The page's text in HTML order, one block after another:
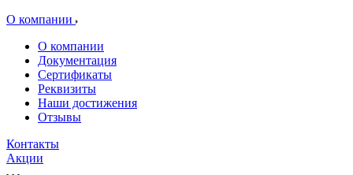
О компании
О компании
Документация
Сертификаты
Реквизиты
Наши достижения
Отзывы
Контакты
Акции